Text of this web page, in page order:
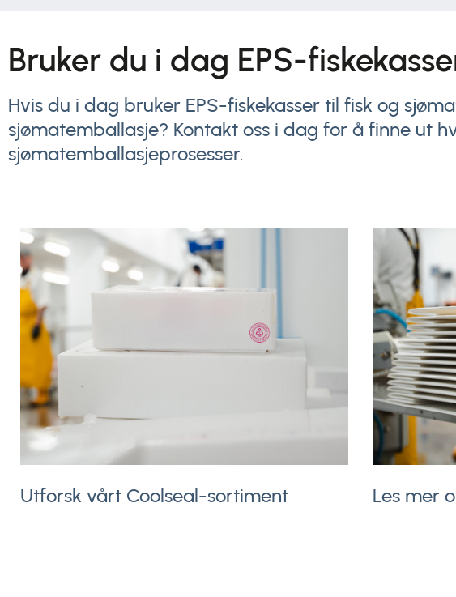
Bruker du i dag EPS-
Hvis du i dag bruker EPS-fiskekasser til fisk og
sjømatemballasje? Kontakt oss i dag for å finne ut
sjømatemballasjeprosesser.
Utforsk vårt Coolseal-sortiment Les mer